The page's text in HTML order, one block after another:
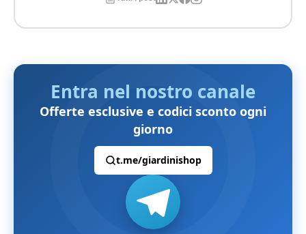
Entra nel nostro canale
Offerte esclusive e codici sconto ogni
giorno
t.me/giardinishop